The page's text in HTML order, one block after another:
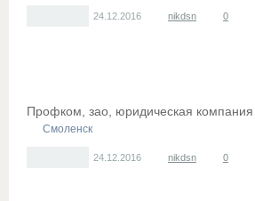
24.12.2016 nikdsn 0
Профком, зао, юридическая компания
Смоленск
24.12.2016 nikdsn 0